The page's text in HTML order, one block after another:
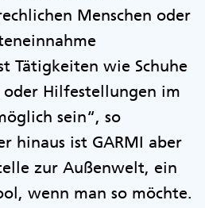
Menschen oder
Tätigkeiten wie Schuhe
Hilfestellungen im
sein“, so
hinaus ist GARMI aber
zur Außenwelt, ein
wenn man so möchte.